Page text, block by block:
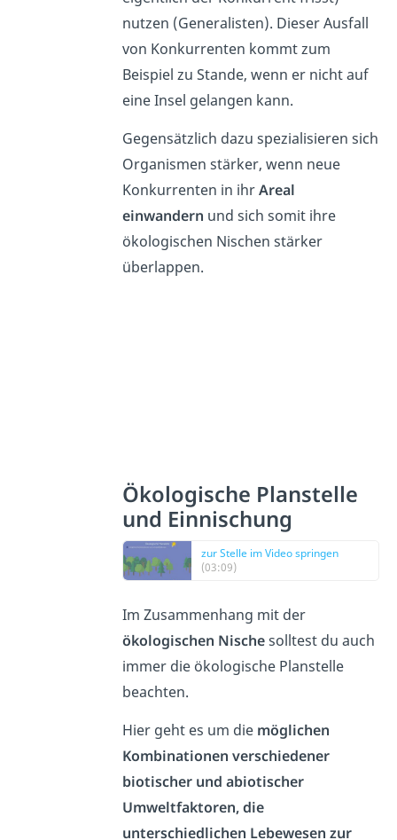
nutzen (Generalisten). Dieser Ausfall
von Konkurrenten kommt zum
Beispiel zu Stande, wenn er nicht auf
eine Insel gelangen kann.
Gegensätzlich dazu spezialisieren sich
Organismen stärker, wenn neue
Konkurrenten in ihrAreal
einwandern und sich somit ihre
ökologischen Nischen stärker
überlappen.
Ökologische Planstelle
und Einnischung
zur Stelle im Video springen
(03:09)
Im Zusammenhang mit der
ökologischen Nischesolltest du auch
immer die ökologische Planstelle
beachten.
Hier geht es um die möglichen
Kombinationen verschiedener
biotischer und abiotischer
Umweltfaktoren, die
unterschiedlichen Lebewesen zur